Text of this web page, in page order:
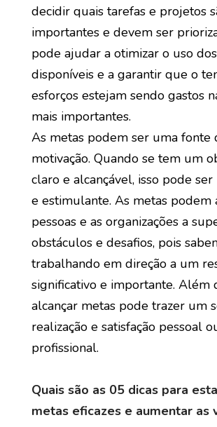
decidir quais tarefas e projetos
importantes e devem ser
pode ajudar a otimizar o uso
disponíveis e a garantir que o
esforços estejam sendo gastos
mais importantes.
As metas podem ser uma fonte
motivação. Quando se tem um
claro e alcançável, isso pode
e estimulante. As metas podem
pessoas e as organizações a
obstáculos e desafios, pois
trabalhando em direção a um
significativo e importante. Além
alcançar metas pode trazer um
realização e satisfação pessoal
profissional.
Quais são as 05 dicas para
metas eficazes e aumentar as